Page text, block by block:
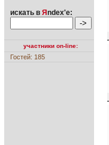
искать в Я ndex'е:
участники on-line:
Гостей: 185